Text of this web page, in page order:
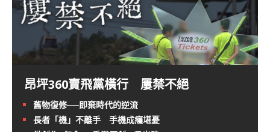
昂坪360賣飛黨橫行 屢禁不絕
舊物復修──即棄時代的逆流
長者「機」不離手 手機成癮堪憂